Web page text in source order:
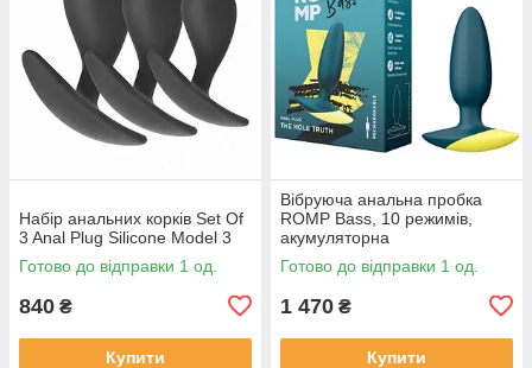
Набір анальних корків Set Of
3 Anal Plug Silicone Model 3
Готово до відправки 1 од.
840 ₴
Купити
Вібруюча анальна пробка
ROMP Bass, 10 режимів,
акумуляторна
Готово до відправки 1 од.
1 470 ₴
Купити